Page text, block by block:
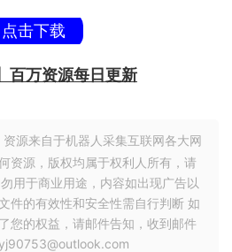
点击下载
百万资源每日更新
源来自于机器人采集互联网各大网
资源，版权均属于权利人所有，请
用于商业用途，内容如出现广告以
件的有效性和安全性需自行判断 如
您的权益，请邮件告知，收到邮件